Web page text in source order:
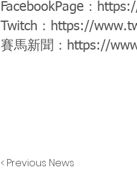
FacebookPage：
Twitch： https://
賽馬新聞： https://
< Previous News